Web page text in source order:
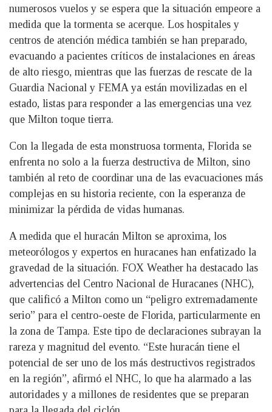
numerosos vuelos y se espera que la situación empeore a
medida que la tormenta se acerque. Los hospitales y
centros de atención médica también se han preparado,
evacuando a pacientes críticos de instalaciones en áreas
de alto riesgo, mientras que las fuerzas de rescate de la
Guardia Nacional y FEMA ya están movilizadas en el
estado, listas para responder a las emergencias una vez
que Milton toque tierra.
Con la llegada de esta monstruosa tormenta, Florida se
enfrenta no solo a la fuerza destructiva de Milton, sino
también al reto de coordinar una de las evacuaciones más
complejas en su historia reciente, con la esperanza de
minimizar la pérdida de vidas humanas.
A medida que el huracán Milton se aproxima, los
meteorólogos y expertos en huracanes han enfatizado la
gravedad de la situación. FOX Weather ha destacado las
advertencias del Centro Nacional de Huracanes (NHC),
que calificó a Milton como un “peligro extremadamente
serio” para el centro-oeste de Florida, particularmente en
la zona de Tampa. Este tipo de declaraciones subrayan la
rareza y magnitud del evento. “Este huracán tiene el
potencial de ser uno de los más destructivos registrados
en la región”, afirmó el NHC, lo que ha alarmado a las
autoridades y a millones de residentes que se preparan